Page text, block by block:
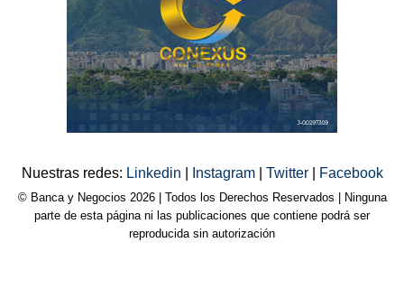
Nuestras redes: Linkedin Instagram Twitter Facebook
© Banca y Negocios 2026 | Todos los Derechos Reservados | Ninguna
parte de esta página ni las publicaciones que contiene podrá ser
reproducida sin autorización